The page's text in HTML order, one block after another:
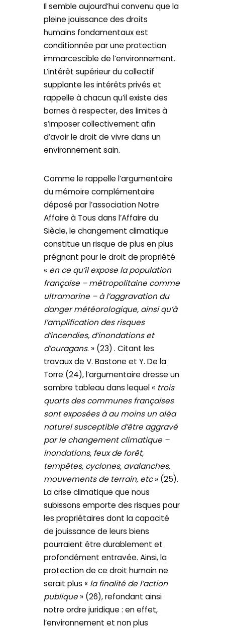
Il semble aujourd’hui convenu que la
pleine jouissance des droits
humains fondamentaux est
conditionnée par une protection
immarcescible de l’environnement.
L’intérêt supérieur du collectif
supplante les intérêts privés et
rappelle à chacun qu’il existe des
bornes à respecter, des limites à
s’imposer collectivement afin
d’avoir le droit de vivre dans un
environnement sain.
Comme le rappelle l’argumentaire
du mémoire complémentaire
déposé par l’association Notre
Affaire à Tous dans l’Affaire du
Siècle, le changement climatique
constitue un risque de plus en plus
prégnant pour le droit de propriété
« en ce qu’il expose la population
française – métropolitaine comme
ultramarine – à l’aggravation du
danger météorologique, ainsi qu’à
l’amplification des risques
d’incendies, d’inondations et
d’ouragans. » (23) . Citant les
travaux de V. Bastone et Y. De la
Torre (24), l’argumentaire dresse un
sombre tableau dans lequel « trois
quarts des communes françaises
sont exposées à au moins un aléa
naturel susceptible d’être aggravé
par le changement climatique –
inondations, feux de forêt,
tempêtes, cyclones, avalanches,
mouvements de terrain, etc» (25).
La crise climatique que nous
subissons emporte des risques pour
les propriétaires dont la capacité
de jouissance de leurs biens
pourraient être durablement et
profondément entravée. Ainsi, la
protection de ce droit humain ne
serait plus « la finalité de l’action
publique» (26), refondant ainsi
notre ordre juridique : en effet,
l’environnement et non plus